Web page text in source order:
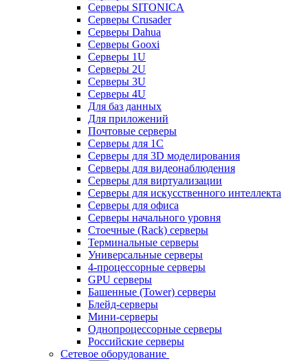
Серверы SITONICA
Серверы Crusader
Серверы Dahua
Серверы Gooxi
Серверы 1U
Серверы 2U
Серверы 3U
Серверы 4U
Для баз данных
Для приложений
Почтовые серверы
Серверы для 1С
Серверы для 3D моделирования
Серверы для видеонаблюдения
Серверы для виртуализации
Серверы для искусственного интеллекта
Серверы для офиса
Серверы начального уровня
Стоечные (Rack) серверы
Терминальные серверы
Универсальные серверы
4-процессорные серверы
GPU серверы
Башенные (Tower) серверы
Блейд-серверы
Мини-серверы
Однопроцессорные серверы
Российские серверы
Сетевое оборудование